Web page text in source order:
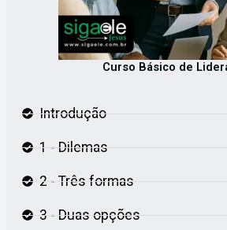
Curso Básico de
Introdução
1 - Dilemas
2 - Três formas
3 - Duas opções